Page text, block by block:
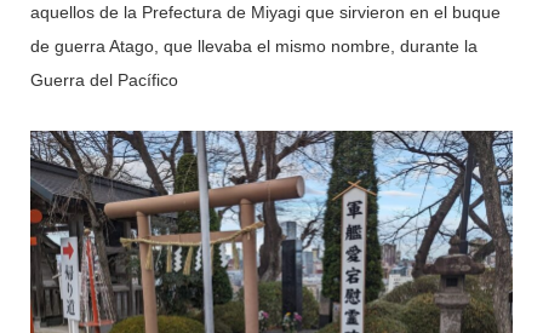
aquellos de la Prefectura de Miyagi que sirvieron en el buque
de guerra Atago, que llevaba el mismo nombre, durante la
Guerra del Pacífico